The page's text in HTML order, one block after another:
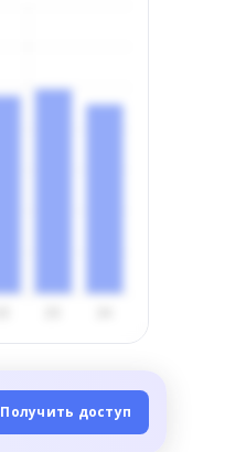
Получить доступ